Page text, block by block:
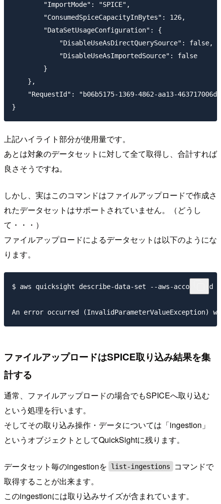
        "ImportMode": "SPICE",
        "ConsumedSpiceCapacityInBytes": 126,
        "DataSetUsageConfiguration": {
            "DisableUseAsDirectQuerySource": false,
            "DisableUseAsImportedSource": false
        }
    },
"RequestId": "b06b5175-1369-4862-aa13-
上記ハイライト部分が使用量です。
あとは対象のデータセットに対して全て取得し、合計すれば
良さそうですね。
しかし、実はこのコマンドはファイルアップロードで作成さ
れたデータセットはサポートされていません。（どうし
て・・・）
ファイルアップロードによるデータセットは以下のようにな
ります。
$ aws quicksight describe-data-set --aws-account-id
ファイルアップロードはSPICE取り込み結果を集
計する
通常、ファイルアップロードの場合でもSPICEへ取り込む
という処理を行います。
そしてその取り込み操作・データについては「ingestion」
というオブジェクトとしてQuickSightに残ります。
データセット毎のingestionを list-ingestions
コマンドで
取得することが出来ます。
このingestionには取り込みサイズが含まれています。